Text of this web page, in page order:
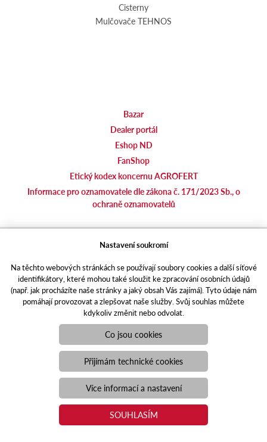
Cisterny
Mulčovače TEHNOS
Bazar
Dealer portál
Eshop ND
FanShop
Etický kodex koncernu AGROFERT
Informace pro oznamovatele dle zákona č. 171/2023 Sb., o
ochraně oznamovatelů
Responzivní webPuxdesign | agrics.cz © 2021
Toto jsou internetové stránky společnosti AGRI CS a. s., se sídlem
v Hustopečích, Hybešova 14, PSČ 69301, IČO 26243334,
zapsané v OR vedeném Krajským soudem v Brně, oddíl B, vložka
3582. Společnost AGRI CS a.s. je členem koncernu AGROFERT
řízeného společností AGROFERT, a.s., IČO 26185610, se sídlem
na adrese Pyšelská 2327/2, Chodov, 149 00 Praha 4.
agrotec.cz
portal.caseklub.cz
shop.agrics.cz
traktorbazar.cz
eshop.agrics.cz/cs
a-finance.cz
Nastavení soukromí
Na těchto webových stránkách se používají soubory cookies a další síťové
identifikátory, které mohou také sloužit ke zpracování osobních údajů
(např. jak procházíte naše stránky a jaký obsah Vás zajímá). Tyto údaje nám
pomáhají provozovat a zlepšovat naše služby. Svůj souhlas můžete
kdykoliv změnit nebo odvolat.
Co jsou cookies
Přijímám technické cookies
Více informací a nastavení
SOUHLASÍM